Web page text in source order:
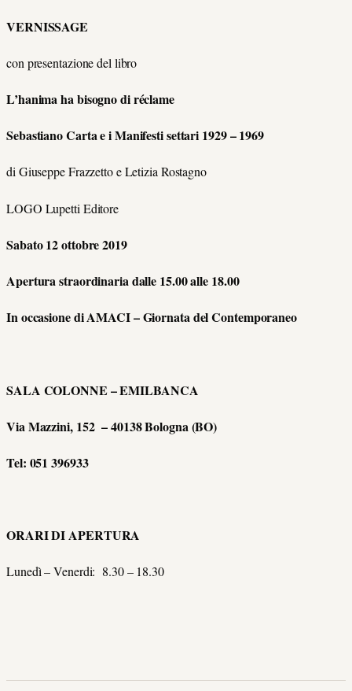
VERNISSAGE
con presentazione del libro
L’hanima ha bisogno di réclame
Sebastiano Carta e i Manifesti settari 1929 – 1969
di Giuseppe Frazzetto e Letizia Rostagno
LOGO Lupetti Editore
Sabato 12 ottobre 2019
Apertura straordinaria dalle 15.00 alle 18.00
In occasione di AMACI – Giornata del Contemporaneo
SALA COLONNE – EMILBANCA
Via Mazzini, 152 – 40138 Bologna (BO)
Tel: 051 396933
ORARI DI APERTURA
Lunedì – Venerdi: 8.30 – 18.30